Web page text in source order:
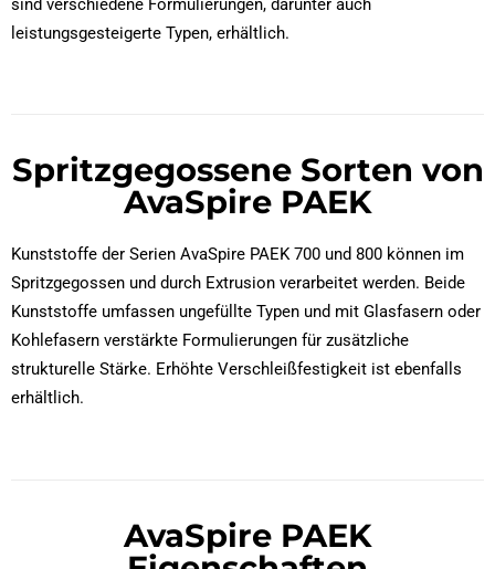
sind verschiedene Formulierungen, darunter auch
leistungsgesteigerte Typen, erhältlich.
Spritzgegossene Sorten von
AvaSpire PAEK
Kunststoffe der Serien AvaSpire PAEK 700 und 800 können im
Spritzgegossen und durch Extrusion verarbeitet werden. Beide
Kunststoffe umfassen ungefüllte Typen und mit Glasfasern oder
Kohlefasern verstärkte Formulierungen für zusätzliche
strukturelle Stärke. Erhöhte Verschleißfestigkeit ist ebenfalls
erhältlich.
AvaSpire PAEK